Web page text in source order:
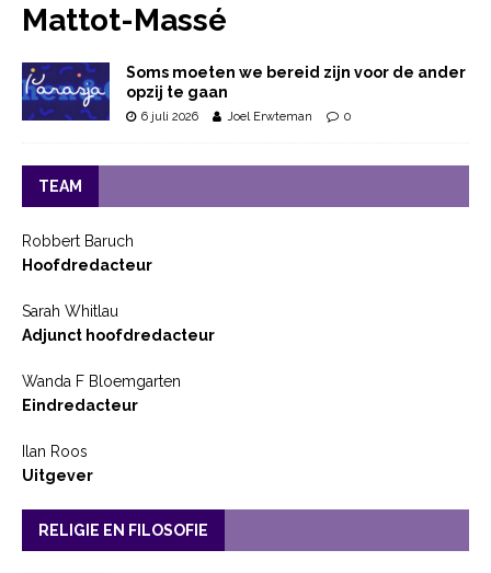
Mattot-Massé
Soms moeten we bereid zijn voor de ander
opzij te gaan
6 juli 2026 Joel Erwteman 0
TEAM
Robbert Baruch
Hoofdredacteur
Sarah Whitlau
Adjunct hoofdredacteur
Wanda F Bloemgarten
Eindredacteur
Ilan Roos
Uitgever
RELIGIE EN FILOSOFIE